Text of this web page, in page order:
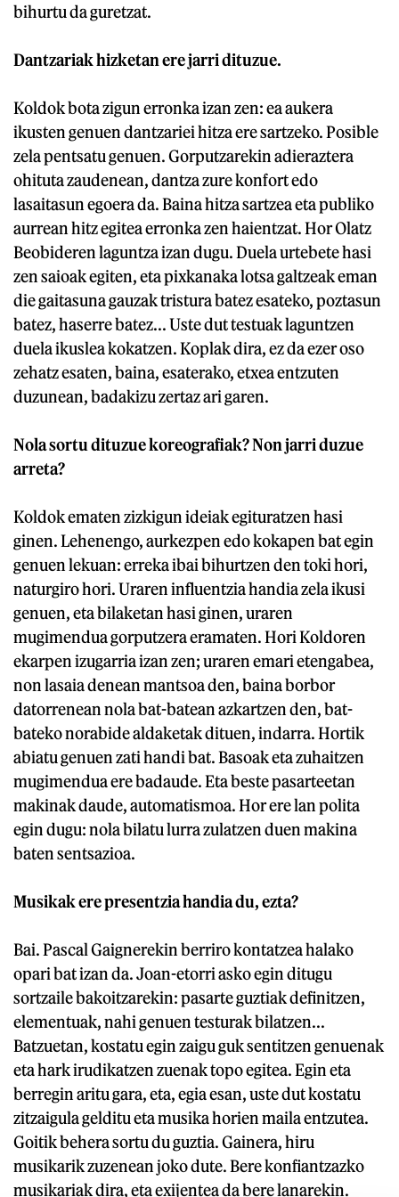
bihurtu da guretzat.
Dantzariak hizketan ere jarri dituzue.
Koldok bota zigun erronka izan zen: ea aukera
ikusten genuen dantzariei hitza ere sartzeko. Posible
zela pentsatu genuen. Gorputzarekin adieraztera
ohituta zaudenean, dantza zure konfort edo
lasaitasun egoera da. Baina hitza sartzea eta publiko
aurrean hitz egitea erronka zen haientzat. Hor Olatz
Beobideren laguntza izan dugu. Duela urtebete hasi
zen saioak egiten, eta pixkanaka lotsa galtzeak eman
die gaitasuna gauzak tristura batez esateko, poztasun
batez, haserre batez... Uste dut testuak laguntzen
duela ikuslea kokatzen. Koplak dira, ez da ezer oso
zehatz esaten, baina, esaterako, etxea entzuten
duzunean, badakizu zertaz ari garen.
Nola sortu dituzue koreografiak? Non jarri duzue
arreta?
Koldok ematen zizkigun ideiak egituratzen hasi
ginen. Lehenengo, aurkezpen edo kokapen bat egin
genuen lekuan: erreka ibai bihurtzen den toki hori,
naturgiro hori. Uraren influentzia handia zela ikusi
genuen, eta bilaketan hasi ginen, uraren
mugimendua gorputzera eramaten. Hori Koldoren
ekarpen izugarria izan zen; uraren emari etengabea,
non lasaia denean mantsoa den, baina borbor
datorrenean nola bat-batean azkartzen den, bat-
bateko norabide aldaketak dituen, indarra. Hortik
abiatu genuen zati handi bat. Basoak eta zuhaitzen
mugimendua ere badaude. Eta beste pasarteetan
makinak daude, automatismoa. Hor ere lan polita
egin dugu: nola bilatu lurra zulatzen duen makina
baten sentsazioa.
Musikak ere presentzia handia du, ezta?
Bai. Pascal Gaignerekin berriro kontatzea halako
opari bat izan da. Joan-etorri asko egin ditugu
sortzaile bakoitzarekin: pasarte guztiak definitzen,
elementuak, nahi genuen testurak bilatzen...
Batzuetan, kostatu egin zaigu guk sentitzen genuenak
eta hark irudikatzen zuenak topo egitea. Egin eta
berregin aritu gara, eta, egia esan, uste dut kostatu
zitzaigula gelditu eta musika horien maila entzutea.
Goitik behera sortu du guztia. Gainera, hiru
musikarik zuzenean joko dute. Bere konfiantzazko
musikariak dira, eta exijentea da bere lanarekin.